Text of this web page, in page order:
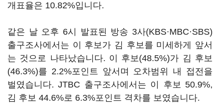
개표율은 10.82%입니다.
같은 날 오후 6시 발표된 방송 3사(KBS·MBC·SBS)
출구조사에서는 이 후보가 김 후보를 미세하게 앞서
는 것으로 나타났습니다. 이 후보(48.5%)가 김 후보
(46.3%)를 2.2%포인트 앞서며 오차범위 내 접전을
벌였습니다. JTBC 출구조사에서는 이 후보 50.9%,
김 후보 44.6%로 6.3%포인트 격차를 보였습니다.